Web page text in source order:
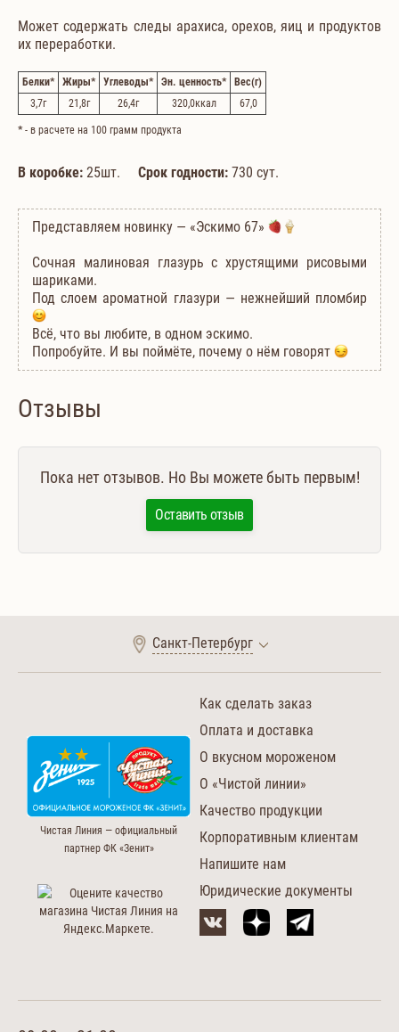
Может содержать следы арахиса, орехов, яиц и продуктов
их переработки.
Белки* Жиры* Углеводы* Эн. ценность* Вес(г)
3,7г 21,8г 26,4г 320,0ккал 67,0
*- в расчете на 100 грамм продукта
В коробке: 25шт. Срок годности: 730 сут.
Представляем новинку — «Эскимо 67»
Сочная малиновая глазурь с хрустящими рисовыми
шариками.
Под слоем ароматной глазури — нежнейший пломбир
Всё, что вы любите, в одном эскимо.
Попробуйте. И вы поймёте, почему о нём говорят
Отзывы
Пока нет отзывов. Но Вы можете быть первым!
Оставить отзыв
Санкт-Петербург
Чистая Линия — официальный
партнер ФК «Зенит»
Как сделать заказ
Оплата и доставка
О вкусном мороженом
О «Чистой линии»
Качество продукции
Корпоративным клиентам
Напишите нам
Юридические документы